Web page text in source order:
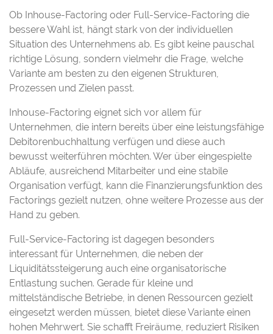
Ob Inhouse-Factoring oder Full-Service-Factoring die
bessere Wahl ist, hängt stark von der individuellen
Situation des Unternehmens ab. Es gibt keine pauschal
richtige Lösung, sondern vielmehr die Frage, welche
Variante am besten zu den eigenen Strukturen,
Prozessen und Zielen passt.
Inhouse-Factoring eignet sich vor allem für
Unternehmen, die intern bereits über eine leistungsfähige
Debitorenbuchhaltung verfügen und diese auch
bewusst weiterführen möchten. Wer über eingespielte
Abläufe, ausreichend Mitarbeiter und eine stabile
Organisation verfügt, kann die Finanzierungsfunktion des
Factorings gezielt nutzen, ohne weitere Prozesse aus der
Hand zu geben.
Full-Service-Factoring ist dagegen besonders
interessant für Unternehmen, die neben der
Liquiditätssteigerung auch eine organisatorische
Entlastung suchen. Gerade für kleine und
mittelständische Betriebe, in denen Ressourcen gezielt
eingesetzt werden müssen, bietet diese Variante einen
hohen Mehrwert. Sie schafft Freiräume, reduziert Risiken